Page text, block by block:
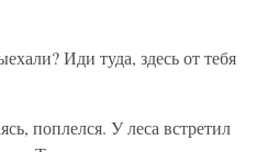
Иди туда, здесь от тебя
поплелся. У леса встретил